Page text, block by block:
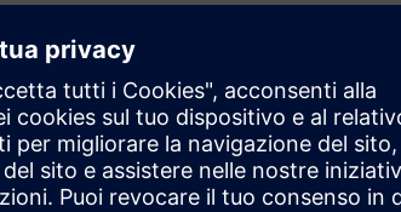
e la protezione degli investitori - Marzo